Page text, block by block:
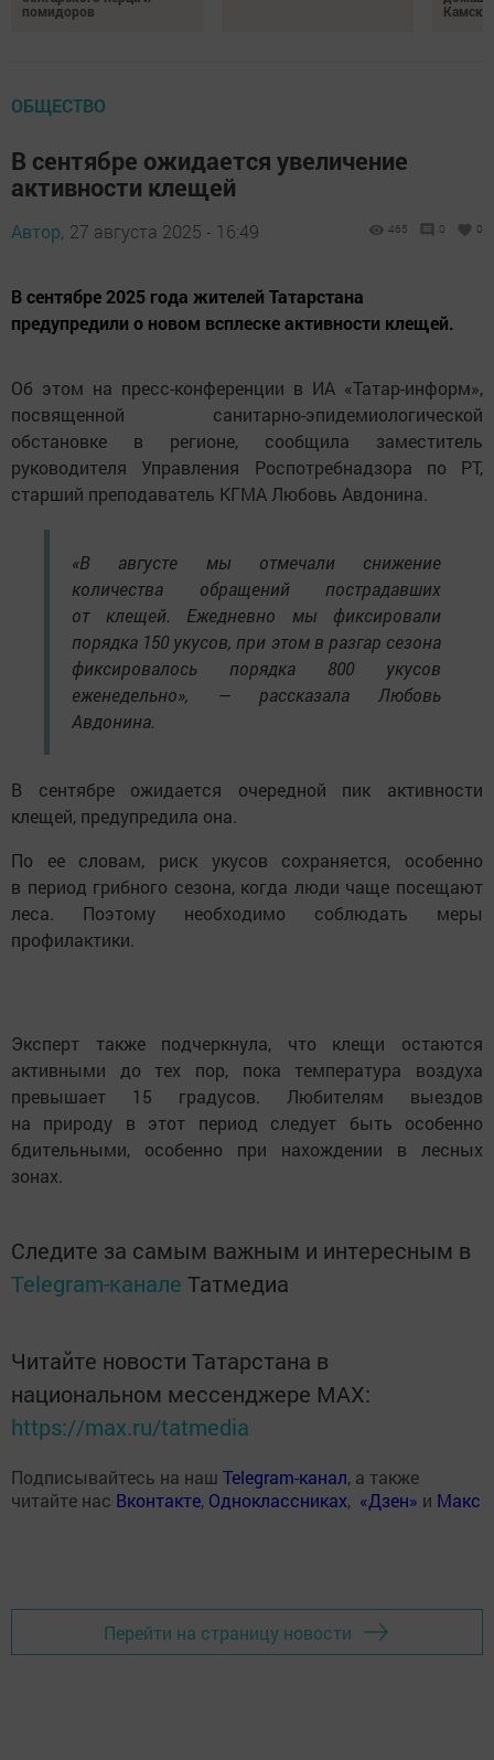
помидоров
ОБЩЕСТВО
В сентябре ожидается увеличение
активности клещей
Автор, 27 августа 2025 - 16:49 465 0 0
В сентябре 2025 года жителей Татарстана
предупредили о новом всплеске активности клещей.
Об этом на пресс-конференции в ИА «Татар-информ»,
посвященной санитарно-эпидемиологической
обстановке в регионе, сообщила заместитель
руководителя Управления Роспотребнадзора по РТ,
старший преподаватель КГМА Любовь Авдонина.
«В августе мы отмечали снижение
количества обращений пострадавших
от клещей. Ежедневно мы фиксировали
порядка 150 укусов, при этом в разгар сезона
фиксировалось порядка 800 укусов
еженедельно», — рассказала Любовь
Авдонина.
В сентябре ожидается очередной пик активности
клещей, предупредила она.
По ее словам, риск укусов сохраняется, особенно
в период грибного сезона, когда люди чаще посещают
леса. Поэтому необходимо соблюдать меры
профилактики.
Эксперт также подчеркнула, что клещи остаются
активными до тех пор, пока температура воздуха
превышает 15 градусов. Любителям выездов
на природу в этот период следует быть особенно
бдительными, особенно при нахождении в лесных
зонах.
Следите за самым важным и интересным в
Telegram-канале Татмедиа
Читайте новости Татарстана в
национальном мессенджере MАХ:
https://max.ru/tatmedia
Подписывайтесь на наш Telegram-канал, а также
читайте нас Вконтакте, Одноклассниках, «Дзен» и Макс
Перейти на страницу новости